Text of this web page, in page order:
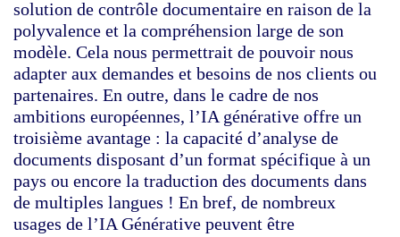
solution de contrôle documentaire en raison de la
polyvalence et la compréhension large de son
modèle. Cela nous permettrait de pouvoir nous
adapter aux demandes et besoins de nos clients ou
partenaires. En outre, dans le cadre de nos
ambitions européennes, l’IA générative offre un
troisième avantage : la capacité d’analyse de
documents disposant d’un format spécifique à un
pays ou encore la traduction des documents dans
de multiples langues ! En bref, de nombreux
usages de l’IA Générative peuvent être